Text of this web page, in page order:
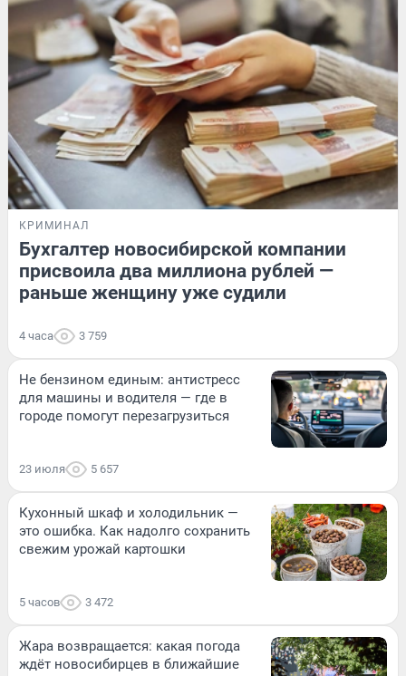
КРИМИНАЛ
Бухгалтер новосибирской компании
присвоила два миллиона рублей —
раньше женщину уже судили
4 часа 3 759
Не бензином единым: антистресс
для машины и водителя — где в
городе помогут перезагрузиться
23 июля 5 657
Кухонный шкаф и холодильник —
это ошибка. Как надолго сохранить
свежим урожай картошки
5 часов 3 472
Жара возвращается: какая погода
ждёт новосибирцев в ближайшие